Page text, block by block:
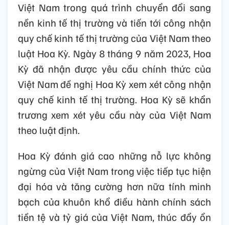
Việt Nam trong quá trình chuyển đổi sang
nền kinh tế thị trường và tiến tới công nhận
quy chế kinh tế thị trường của Việt Nam theo
luật Hoa Kỳ. Ngày 8 tháng 9 năm 2023, Hoa
Kỳ đã nhận được yêu cầu chính thức của
Việt Nam đề nghị Hoa Kỳ xem xét công nhận
quy chế kinh tế thị trường. Hoa Kỳ sẽ khẩn
trương xem xét yêu cầu này của Việt Nam
theo luật định.
Hoa Kỳ đánh giá cao những nỗ lực không
ngừng của Việt Nam trong việc tiếp tục hiện
đại hóa và tăng cường hơn nữa tính minh
bạch của khuôn khổ điều hành chính sách
tiền tệ và tỷ giá của Việt Nam, thúc đẩy ổn